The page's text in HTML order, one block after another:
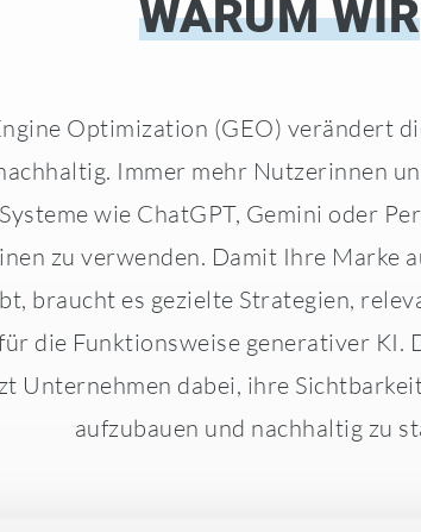
WARUM WIR
Optimization (GEO) verändert
Immer mehr Nutzerinnen
wie ChatGPT, Gemini oder
zu verwenden. Damit Ihre Marke
braucht es gezielte Strategien,
die Funktionsweise generativer KI.
Unternehmen dabei, ihre
aufzubauen und nachhaltig zu